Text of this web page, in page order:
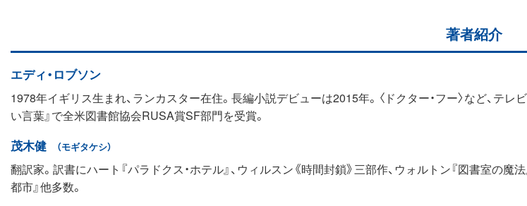
著者紹介
エディ・ロブソン
1978年イギリス生まれ、ランカスター在住。長編小説デビューは2015年。〈ドクター・フー〉など、テ
い言葉』で全米図書館協会RUSA賞SF部門を受賞。
茂木健 （モギタケシ）
翻訳家。訳書にハート『パラドクス・ホテル』、ウィルスン《時間封鎖》三部作、ウォルトン『図書室の魔
都市』他多数。